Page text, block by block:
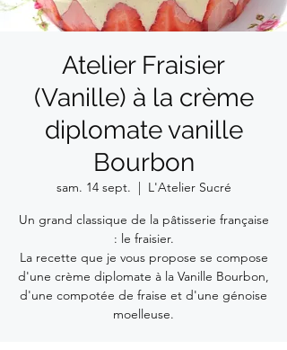
Atelier Fraisier
(Vanille) à la crème
diplomate vanille
Bourbon
sam. 14 sept.
  |
L'Atelier Sucré
Un grand classique de la pâtisserie française
: le fraisier.
La recette que je vous propose se compose
d'une crème diplomate à la Vanille Bourbon,
d'une compotée de fraise et d'une génoise
moelleuse.